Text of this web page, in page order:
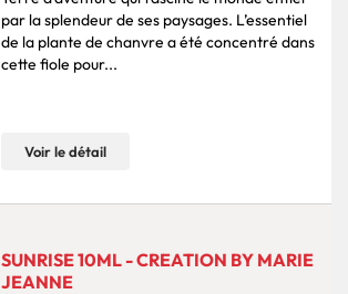
par la splendeur de ses paysages. L’essentiel
de la plante de chanvre a été concentré dans
cette fiole pour...
Voir le détail
SUNRISE 10ML - CREATION BY MARIE
JEANNE